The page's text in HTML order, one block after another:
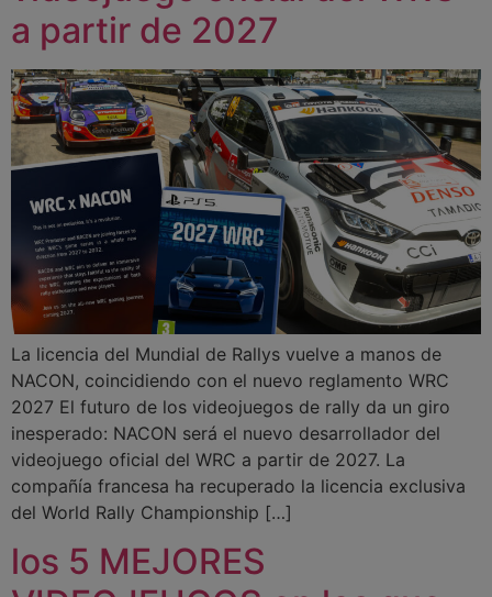
a partir de 2027
La licencia del Mundial de Rallys vuelve a manos de
NACON, coincidiendo con el nuevo reglamento WRC
2027 El futuro de los videojuegos de rally da un giro
inesperado: NACON será el nuevo desarrollador del
videojuego oficial del WRC a partir de 2027. La
compañía francesa ha recuperado la licencia exclusiva
del World Rally Championship […]
los 5 MEJORES